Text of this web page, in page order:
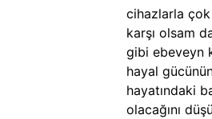
cihazlarla
karşı olsam
gibi ebeveyn
hayal
hayatındaki
olacağını